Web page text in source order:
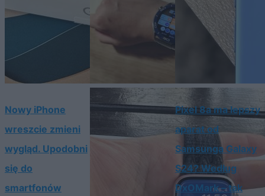
Nowy iPhone
wreszcie zmieni
wygląd. Upodobni
się do
smartfonów
Pixel 8a ma lepszy
aparat od
Samsunga Galaxy
S24? Według
DxOMark – tak